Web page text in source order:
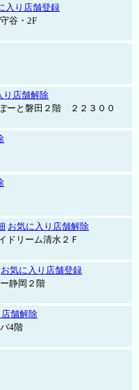
入り店舗登録
谷・2F
り店舗解除
ーと磐田２階 ２２３００
お気に入り店舗解除
ドリーム清水２Ｆ
お気に入り店舗登録
静岡２階
舗解除
4階